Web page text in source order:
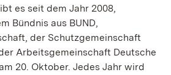
es seit dem Jahr 2008,
Bündnis aus BUND,
der Schutzgemeinschaft
Arbeitsgemeinschaft Deutsche
20. Oktober. Jedes Jahr wird